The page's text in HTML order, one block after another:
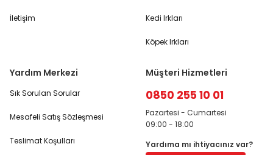
İletişim Kedi Irkları
Köpek Irkları
Yardım Merkezi
Sık Sorulan Sorular
Mesafeli Satış Sözleşmesi
Teslimat Koşulları
Müşteri Hizmetleri
0850 255 10 01
Pazartesi - Cumartesi
09:00 - 18:00
Yardıma mı ihtiyacınız var?